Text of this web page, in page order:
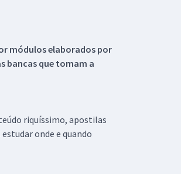
módulos elaborados por
bancas que tomam a
riquíssimo, apostilas
onde e quando